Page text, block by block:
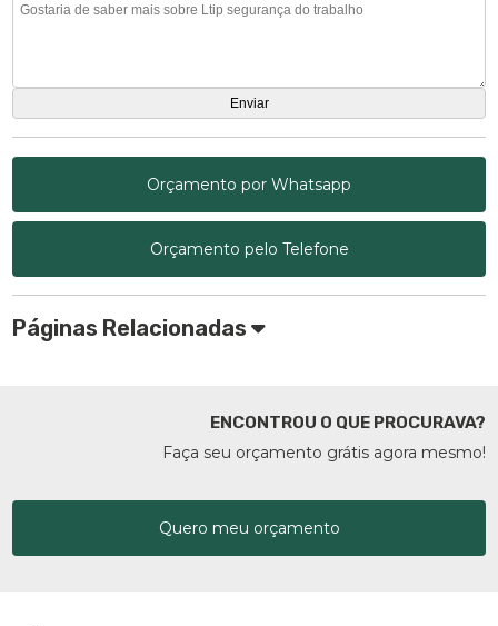
Orçamento por Whatsapp
Orçamento pelo Telefone
Páginas Relacionadas
ENCONTROU O QUE PROCURAVA?
Faça seu orçamento grátis agora mesmo!
Quero meu orçamento